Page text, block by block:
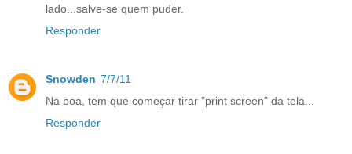
lado...salve-se quem puder.
Responder
Snowden 7/7/11
Na boa, tem que começar tirar "print screen" da tela...
Responder